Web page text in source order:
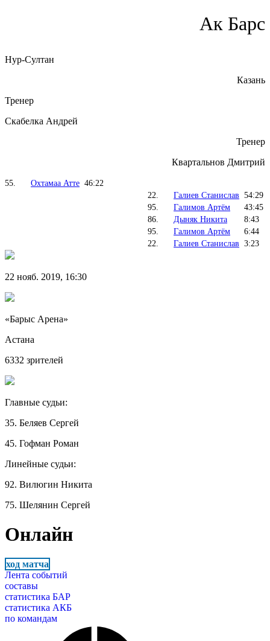
Ак Барс
Нур-Султан
Казань
Тренер
Скабелка Андрей
Тренер
Квартальнов Дмитрий
55. Охтамаа Атте 46:22
22.
Галиев Станислав 54:29
95.
Галимов Артём
43:45
86.
Дыняк Никита
8:43
95.
Галимов Артём
6:44
22.
Галиев Станислав 3:23
22 нояб. 2019, 16:30
«Барыс Арена»
Астана
6332 зрителей
Главные судьи:
35. Беляев Сергей
45. Гофман Роман
Линейные судьи:
92. Вилюгин Никита
75. Шелянин Сергей
Онлайн
ход матча
Лента событий
составы
статистика БАР
статистика АКБ
по командам